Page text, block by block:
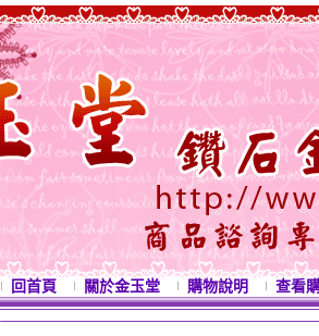
回首頁 關於金玉堂 購物說明 查看